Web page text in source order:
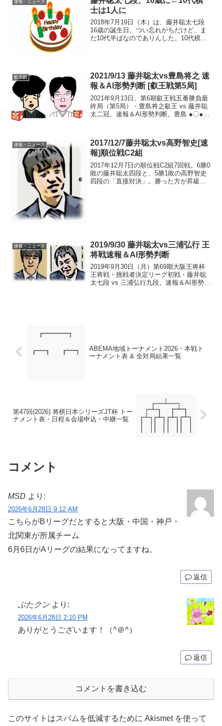
速報・ニュース
士は1人に
2018年7月19日（木）は、藤井聡太七段
16歳の誕生日。つい忘れがちだけど、ま
だ10代半ばなのでありんした。10代棋士
叡王戦
2021/9/13 藤井聡太vs豊島将之 速
報＆AI形勢判断 [叡王戦第5局]
2021年9月13日、第6期叡王戦五番勝負最
終局（第5局）・豊島将之叡王 vs 藤井聡
太二冠。速報＆AI形勢判断。豊島 ●〇●○
局～最年少三冠引き寄せた「中盤の藤
井...
速報・ニュース
2017/12/7藤井聡太vs高野智史[速
報]順位戦C2組
2017年12月7日の順位戦C2組7回戦。6勝0
敗の藤井聡太四段と、5勝1敗の高野智史
四段の「直接対決」。勝った方が昇級に
速報・ニュース
2019/9/30 藤井聡太vs三浦弘行 王
将戦速報＆AI形勢判断
2019年9月30日（月）第69期大阪王将杯
王将戦・挑戦者決定リーグ初戦・藤井聡
太七段 vs 三浦弘行九段。速報＆AI形勢判
ABEMA地域トーナメント2026・本戦ト
ーナメント表 & 全対局結果一覧
第47回(2026) 将棋日本シリーズJT杯 トー
ナメント表・日程＆会場申込・中継一覧
コメント
MSD より:
2026年6月28日 9:12 AM
こちらがBリーグだとすると大阪・中国・神戸・
北関東が所属チーム
6月6日がAリーグの結果になってますね。
返信
ぶたクン より:
2026年6月28日 2:10 PM
ありがとうございます！（^＠^）
返信
コメントを書き込む
このサイトはスパムを低減するために Akismet を使って